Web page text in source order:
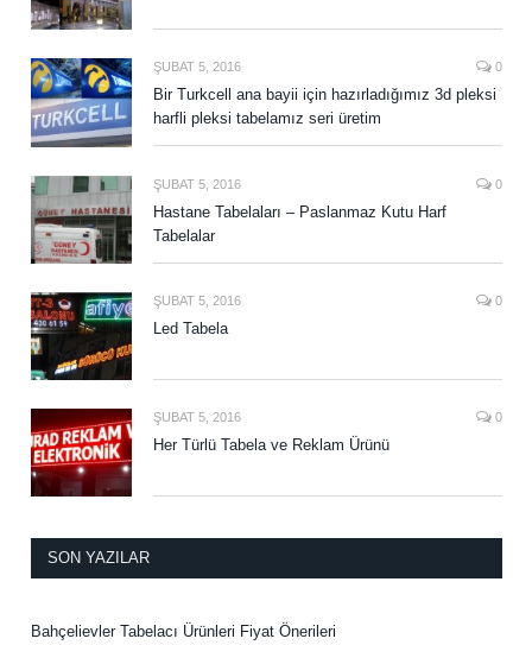
ŞUBAT 5, 2016 0
Bir Turkcell ana bayii için hazırladığımız 3d pleksi
harfli pleksi tabelamız seri üretim
ŞUBAT 5, 2016 0
Hastane Tabelaları – Paslanmaz Kutu Harf
Tabelalar
ŞUBAT 5, 2016 0
Led Tabela
ŞUBAT 5, 2016 0
Her Türlü Tabela ve Reklam Ürünü
SON YAZILAR
Bahçelievler Tabelacı Ürünleri Fiyat Önerileri